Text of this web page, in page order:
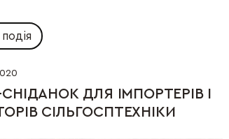
СНІДАНОК ДЛЯ ІМПОРТЕРІВ І
СІЛЬГОСПТЕХНІКИ